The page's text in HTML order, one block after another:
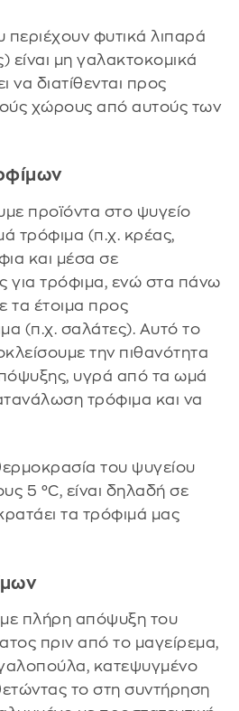
φυτικά λιπαρά
είναι μη γαλακτοκομικά
να διατίθενται προς
χώρους από αυτούς των
προϊόντα στο ψυγείο
τρόφιμα (π.χ. κρέας,
και μέσα σε
για τρόφιμα, ενώ στα πάνω
τα έτοιμα προς
(π.χ. σαλάτες). Αυτό το
την πιθανότητα
υγρά από τα ωμά
τρόφιμα και να
του ψυγείου
5 °C, είναι δηλαδή σε
τα τρόφιμά μας
πλήρη απόψυξη του
πριν από το μαγείρεμα,
κατεψυγμένο
το στη συντήρηση